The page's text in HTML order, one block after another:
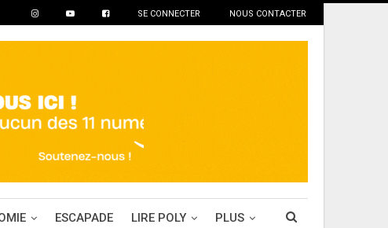
SE CONNECTER NOUS CONTACTER
ESCAPADE LIRE POLY PLUS